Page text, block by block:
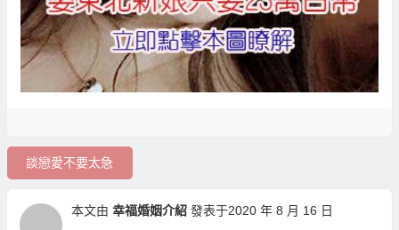
談戀愛不要太急
本文由 幸福婚姻介紹 發表于2020 年 8 月 16 日